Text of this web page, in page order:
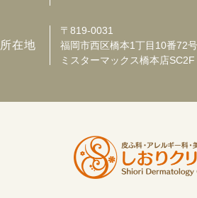
所在地
〒819-0031
福岡市西区橋本1丁目10番72号
ミスターマックス橋本店SC2F